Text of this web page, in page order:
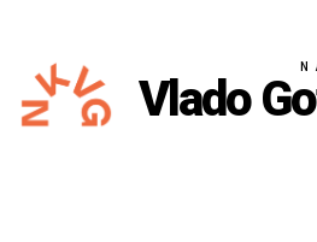
Vlado